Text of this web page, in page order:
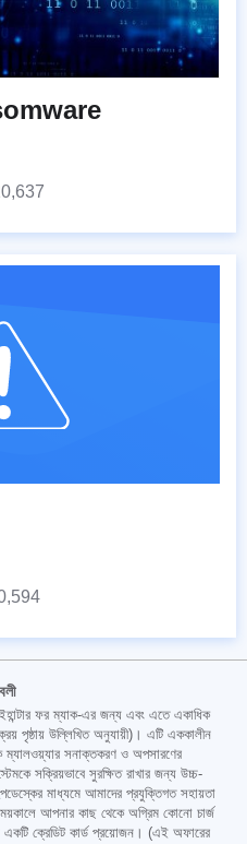
ফর ম্যাক-এর জন্য এবং এতে একাধিক
পৃষ্ঠায় উল্লিখিত অনুযায়ী)। এটি এককালীন
ম্যালওয়্যার সনাক্তকরণ ও অপসারণের
সক্রিয়ভাবে সুরক্ষিত রাখার জন্য উচ্চ-
মাধ্যমে আমাদের প্রযুক্তিগত সহায়তা
আপনার কাছ থেকে অগ্রিম কোনো চার্জ
একটি ক্রেডিট কার্ড প্রয়োজন। (এই অফারের